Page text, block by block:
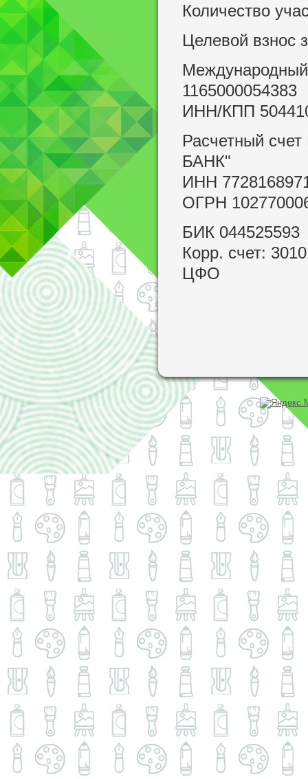
Количество
Целевой взнос
1165000054383
ИНН/КПП
Расчетный
БАНК"
ИНН
ОГРН
БИК 044525593
Корр. счет:
ЦФО